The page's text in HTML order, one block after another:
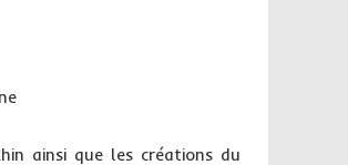
ainsi que les créations du